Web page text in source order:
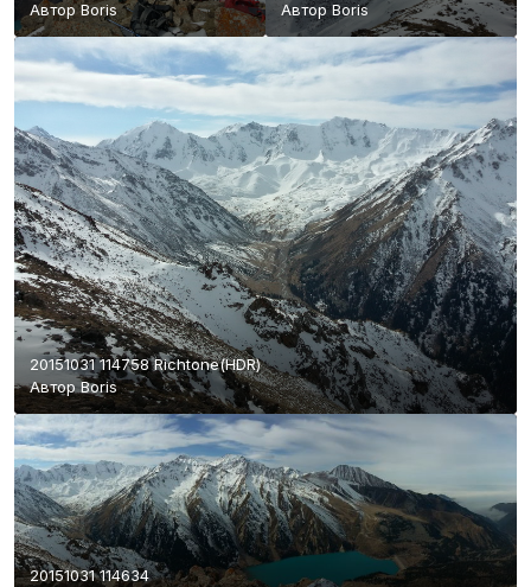
АвторBoris АвторBoris
20151031 114758 Richtone(HDR)
АвторBoris
20151031 114634